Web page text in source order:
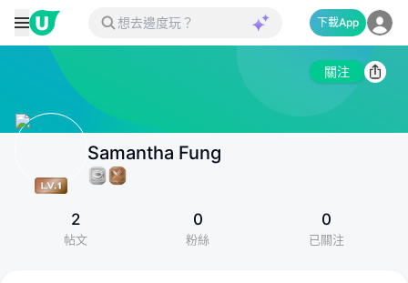
下載App
關注
Samantha Fung
2
帖文
0
粉絲
0
已關注